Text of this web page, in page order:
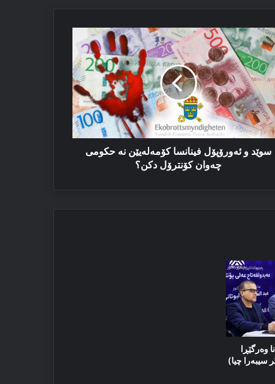
سوێد و ئەورۆپۆل فینانسا كۆمەلەیێن نە حكومی
چەوان کۆنترۆل دکن؟
وەرگێڕا
سیبەرا چیا)